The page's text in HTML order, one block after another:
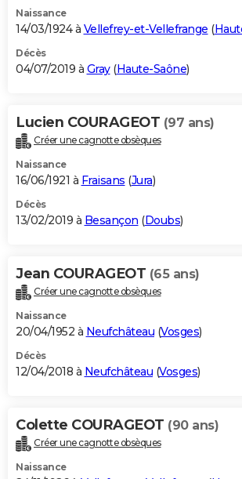
Naissance
14/03/1924 à Vellefrey-et-Vellefrange (
Décès
04/07/2019 à Gray(Haute-Saône)
Lucien COURAGEOT (97 ans)
Créer une cagnotte obsèques
Naissance
16/06/1921 à Fraisans (Jura)
Décès
13/02/2019 à Besançon (Doubs)
Jean COURAGEOT (65 ans)
Créer une cagnotte obsèques
Naissance
20/04/1952 à Neufchâteau (Vosges)
Décès
12/04/2018 à Neufchâteau (Vosges)
Colette COURAGEOT (90 ans)
Créer une cagnotte obsèques
Naissance